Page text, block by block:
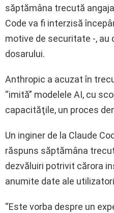
săptămâna trecută
Code va fi interzisă
motive de securitate -, au
dosarului.
Anthropic a acuzat în
“imită” modelele AI, cu
capacităţile, un proces
Un inginer de la Claude
răspuns săptămâna
dezvăluiri potrivit cărora
anumite date ale
“Este vorba despre un